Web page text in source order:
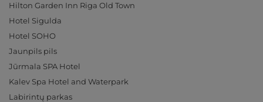
Hilton Garden Inn Riga Old Town
Hotel Sigulda
Hotel SOHO
Jaunpils pils
Jūrmala SPA Hotel
Kalev Spa Hotel and Waterpark
Labirintų parkas